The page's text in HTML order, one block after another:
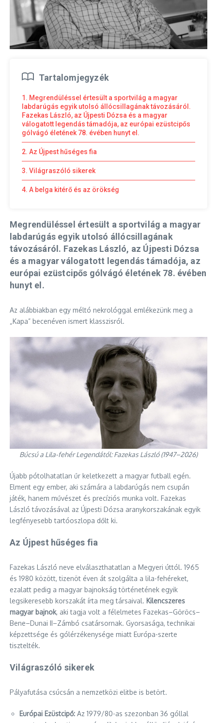
Tartalomjegyzék
1. Megrendüléssel értesült a sportvilág a magyar
labdarúgás egyik utolsó állócsillagának távozásáról.
Fazekas László, az Újpesti Dózsa és a magyar
válogatott legendás támadója, az európai ezüstcipős
gólvágó életének 78. évében hunyt el.
2. Az Újpest hűséges fia
3. Világraszóló sikerek
4. A belga kitérő és az örökség
Megrendüléssel értesült a sportvilág a magyar
labdarúgás egyik utolsó állócsillagának
távozásáról. Fazekas László, az Újpesti Dózsa
és a magyar válogatott legendás támadója, az
európai ezüstcipős gólvágó életének 78. évében
hunyt el.
Az alábbiakban egy méltó nekrológgal emlékezünk meg a
„Kapa” becenéven ismert klasszisról.
Búcsú a Lila-fehér Legendától: Fazekas László (1947–2026)
Újabb pótolhatatlan űr keletkezett a magyar futball egén.
Elment egy ember, aki számára a labdarúgás nem csupán
játék, hanem művészet és precíziós munka volt. Fazekas
László távozásával az Újpesti Dózsa aranykorszakának egyik
legfényesebb tartóoszlopa dőlt ki.
Az Újpest hűséges fia
Fazekas László neve elválaszthatatlan a Megyeri úttól. 1965
és 1980 között, tizenöt éven át szolgálta a lila-fehéreket,
ezalatt pedig a magyar bajnokság történetének egyik
legsikeresebb korszakát írta meg társaival. Kilencszeres
magyar bajnok, aki tagja volt a félelmetes Fazekas–Göröcs–
Bene–Dunai II–Zámbó csatársornak. Gyorsasága, technikai
képzettsége és gólérzékenysége miatt Európa-szerte
tisztelték.
Világraszóló sikerek
Pályafutása csúcsán a nemzetközi elitbe is betört.
Európai Ezüstcipő: Az 1979/80-as szezonban 36 góllal